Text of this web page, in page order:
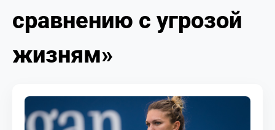
ПЕРСОНАЛИИ
КОНТАКТЫ
сравнению с угрозой
жизням»